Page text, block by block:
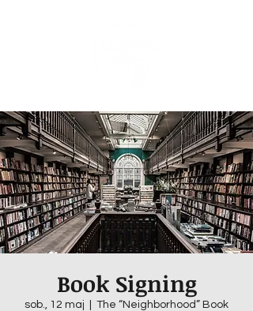
Book Signing
sob., 12 maj
The “Neighborhood” Book